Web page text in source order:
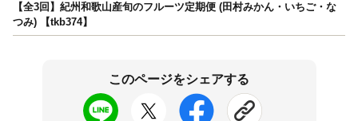
【全3回】紀州和歌山産旬のフルーツ定期便 (田村みかん・いちご・な
つみ) 【tkb374】
このページをシェアする